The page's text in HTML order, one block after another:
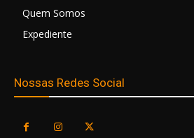
Quem Somos
Expediente
Nossas Redes Social